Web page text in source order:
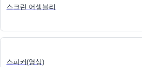
스크린 어셈블리
스피커(영상)